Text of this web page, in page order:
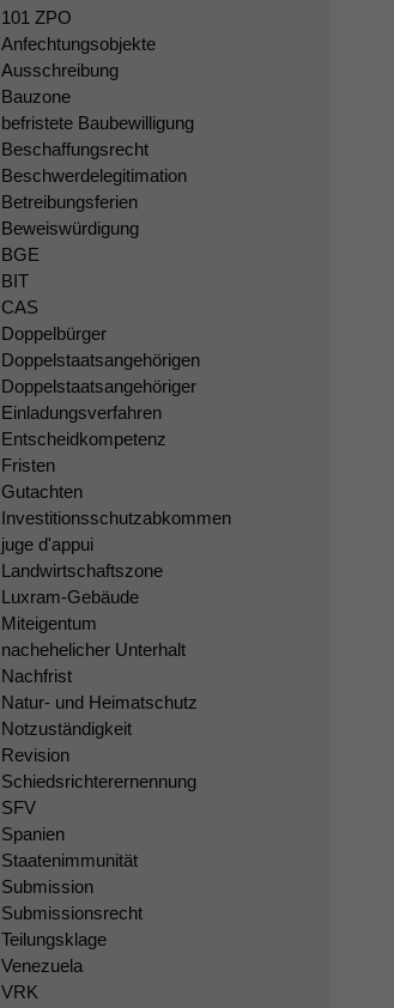
101 ZPO
Anfechtungsobjekte
Ausschreibung
Bauzone
befristete Baubewilligung
Beschaffungsrecht
Beschwerdelegitimation
Betreibungsferien
Beweiswürdigung
BGE
BIT
CAS
Doppelbürger
Doppelstaatsangehörigen
Doppelstaatsangehöriger
Einladungsverfahren
Entscheidkompetenz
Fristen
Gutachten
Investitionsschutzabkommen
juge d'appui
Landwirtschaftszone
Luxram-Gebäude
Miteigentum
nachehelicher Unterhalt
Nachfrist
Natur- und Heimatschutz
Notzuständigkeit
Revision
Schiedsrichterernennung
SFV
Spanien
Staatenimmunität
Submission
Submissionsrecht
Teilungsklage
Venezuela
VRK